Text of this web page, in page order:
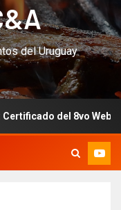
del Uruguay
del 8vo Webinar